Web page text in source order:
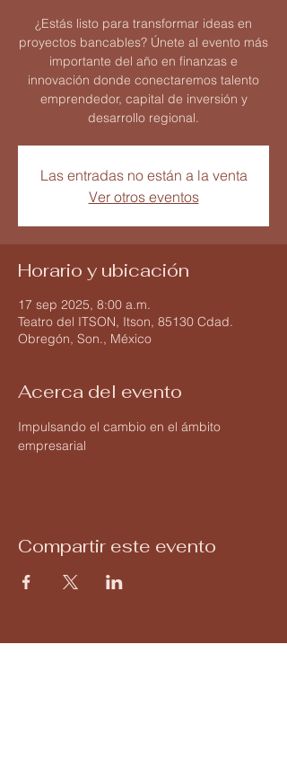
¿Estás listo para transformar ideas en
proyectos bancables? Únete al evento más
importante del año en finanzas e
innovación donde conectaremos talento
emprendedor, capital de inversión y
desarrollo regional.
Las entradas no están a la venta
Ver otros eventos
Horario y ubicación
17 sep 2025, 8:00 a.m.
Teatro del ITSON, Itson, 85130 Cdad.
Obregón, Son., México
Acerca del evento
Impulsando el cambio en el ámbito
empresarial
Compartir este evento